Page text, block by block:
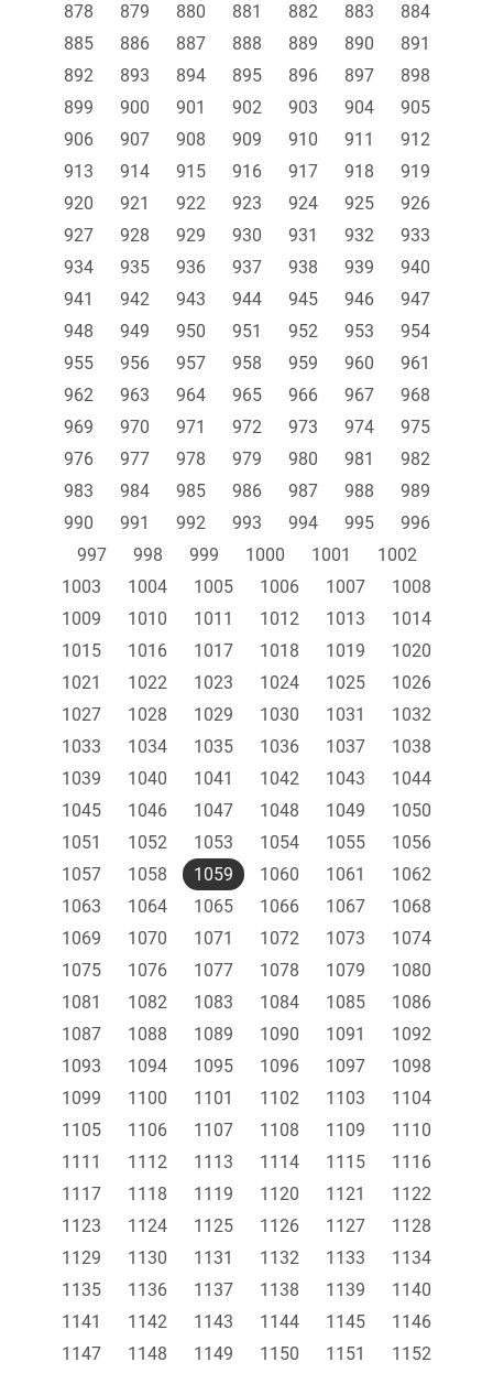
878
879 880 881 882 883
884
885
886 887 888 889 890
891
892
893 894 895 896 897
898
899
900 901 902 903 904
905
906
907 908 909 910 911
912
913
914 915 916 917 918
919
920
921 922 923 924 925
926
927
928 929 930 931 932
933
934
935 936 937 938 939
940
941
942 943 944 945 946
947
948
949 950 951 952 953
954
955
956 957 958 959 960
961
962
963 964 965 966 967
968
969
970 971 972 973 974
975
976
977 978 979 980 981
982
983
984 985 986 987 988
989
990
991 992 993 994 995
996
997
998 999 1000 1001
1002
1003
1004 1005 1006 1007
1008
1009
1010 1011 1012 1013
1014
1015
1016 1017 1018 1019
1020
1021
1022 1023 1024 1025
1026
1027
1028 1029 1030 1031
1032
1033
1034 1035 1036 1037
1038
1039
1040 1041 1042 1043
1044
1045
1046 1047 1048 1049
1050
1051
1052 1053 1054 1055
1056
1057
1058 1059 1060 1061
1062
1063
1064 1065 1066 1067
1068
1069
1070 1071 1072 1073
1074
1075
1076 1077 1078 1079
1080
1081
1082 1083 1084 1085
1086
1087
1088 1089 1090 1091
1092
1093
1094 1095 1096 1097
1098
1099
1100 1101 1102 1103
1104
1105
1106 1107 1108 1109
1110
1111
1112 1113 1114 1115
1116
1117
1118 1119 1120 1121
1122
1123
1124 1125 1126 1127
1128
1129
1130 1131 1132 1133
1134
1135
1136 1137 1138 1139
1140
1141
1142 1143 1144 1145
1146
1147
1148 1149 1150 1151 1152